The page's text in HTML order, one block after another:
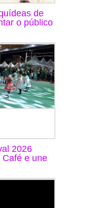
de
o público
2026
e une